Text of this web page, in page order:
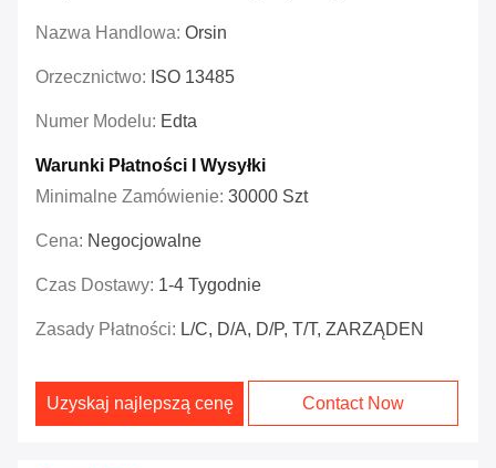
Nazwa Handlowa: Orsin
Orzecznictwo: ISO 13485
Numer Modelu: Edta
Warunki Płatności I Wysyłki
Minimalne Zamówienie: 30000 Szt
Cena: Negocjowalne
Czas Dostawy: 1-4 Tygodnie
Zasady Płatności: L/C, D/A, D/P, T/T, ZARZĄDEN
Uzyskaj najlepszą cenę Contact Now